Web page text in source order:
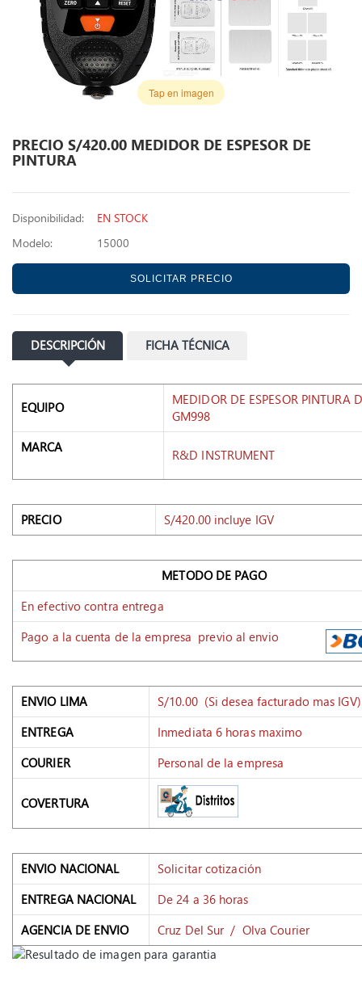
Tap en imagen
PRECIO S/420.00 MEDIDOR DE ESPESOR DE
PINTURA
Disponibilidad:
EN STOCK
Modelo:
15000
SOLICITAR PRECIO
DESCRIPCIÓN FICHA TÉCNICA
EQUIPO
MEDIDOR DE ESPESOR PINTURA
GM998
MARCA
R&D INSTRUMENT
PRECIO S/420.00 incluye IGV
METODO DE PAGO
En efectivo contra entrega
Pago a la cuenta de la empresa previo al envio
ENVIO LIMA
S/10.00 (Si desea facturado mas IGV)
ENTREGA
Inmediata 6 horas maximo
COURIER
Personal de la empresa
COVERTURA
ENVIO NACIONAL
Solicitar cotización
ENTREGA NACIONAL
De 24 a 36 horas
AGENCIA DE ENVIO
Cruz Del Sur / Olva Courier